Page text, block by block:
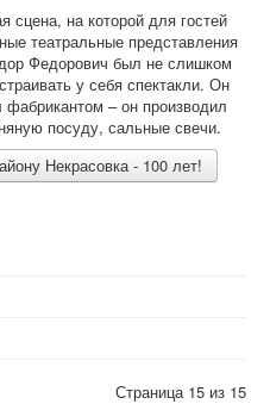
сцена, на которой для гостей
театральные представления
Федорович был не слишком
у себя спектакли. Он
фабрикантом – он производил
посуду, сальные свечи.
Некрасовка - 100 лет!
Страница 15 из 15